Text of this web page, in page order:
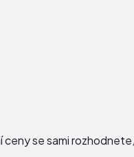
ceny se sami